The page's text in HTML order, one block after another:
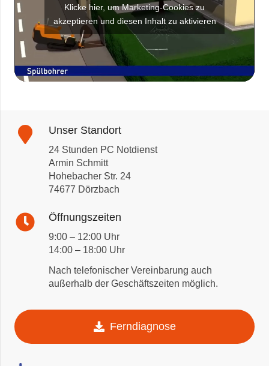
Klicke hier, um Marketing-Cookies zu
akzeptieren und diesen Inhalt zu aktivieren
Unser Standort
24 Stunden PC Notdienst
Armin Schmitt
Hohebacher Str. 24
74677 Dörzbach
Öffnungszeiten
9:00 – 12:00 Uhr
14:00 – 18:00 Uhr
Nach telefonischer Vereinbarung auch
außerhalb der Geschäftszeiten möglich.
Ferndiagnose